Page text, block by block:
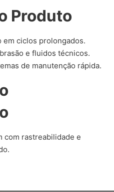
Produto
em ciclos prolongados.
e fluidos técnicos.
de manutenção rápida.
com rastreabilidade e